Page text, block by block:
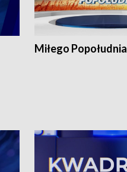
Miłego Popołudnia